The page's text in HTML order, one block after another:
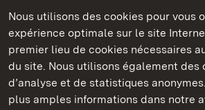
Nous utilisons des cookies pour vous
expérience optimale sur le site
premier lieu de cookies nécessaires
du site. Nous utilisons également des
d’analyse et de statistiques
plus amples informations dans notre
Châteaux et jardins publics du
Staatliche Schlösser und Gärten